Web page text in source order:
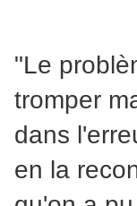
"Le
tromper
dans
en la